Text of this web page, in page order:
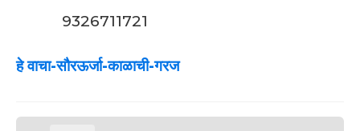
9326711721
हे वाचा-सौरऊर्जा-काळाची-गरज